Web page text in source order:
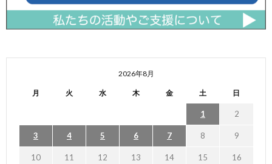
2026年8月
月 火 水 木 金 土 日
1 2
3 4 5 6 7 8 9
10 11 12 13 14 15 16